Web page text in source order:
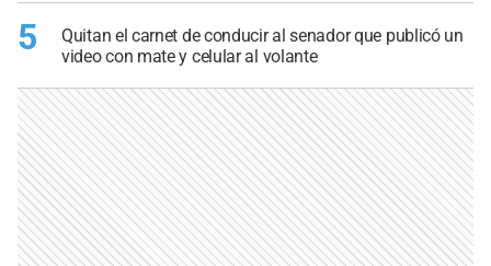
5
Quitan el carnet de conducir al senador que publicó un
video con mate y celular al volante